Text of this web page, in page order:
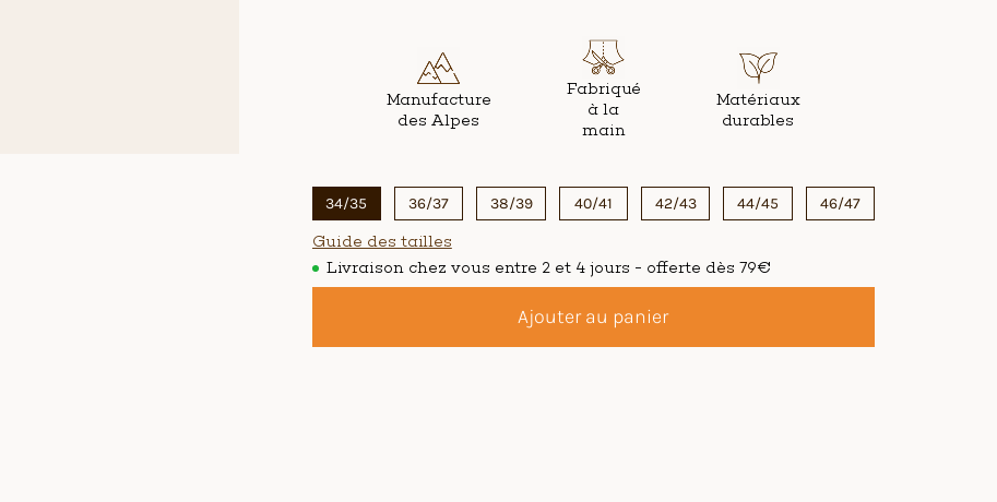
Poids par taille.
Manufacture
des Alpes
Fabriqué
à la
main
Matériaux
durables
34/35 36/37 38/39 40/41 42/43 44/45 46/47
Guide des tailles
Livraison chez vous entre 2 et 4 jours - offerte dès 79€
Ajouter au panier